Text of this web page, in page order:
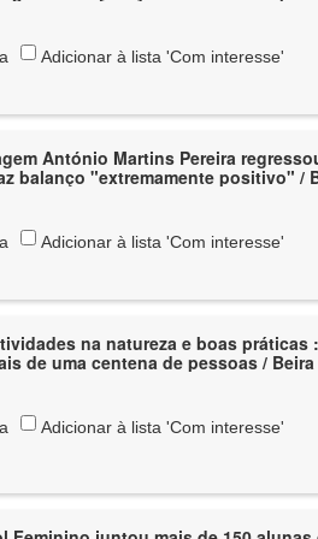
Adicionar à lista 'Com interesse'
António Martins Pereira
balanço "extremamente positivo" /
Adicionar à lista 'Com interesse'
na natureza e boas práticas
de uma centena de pessoas / Beira
Adicionar à lista 'Com interesse'